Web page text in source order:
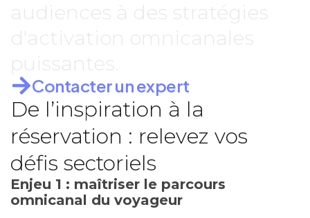
audiences à des stratégies
d'activation omnicanales
puissantes.
Contacter un expert
De l’inspiration à la
réservation : relevez vos
défis sectoriels
Enjeu 1 : maîtriser le parcours
omnicanal du voyageur